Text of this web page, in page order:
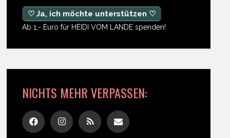
♡ Ja, ich möchte unterstützen ♡
Ab 1,- Euro für HEIDI VOM LANDE spenden!
NICHTS MEHR VERPASSEN: